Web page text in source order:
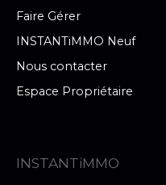
Faire Gérer
INSTANTiMMO Neuf
Nous contacter
Espace Propriétaire
INSTANTiMMO